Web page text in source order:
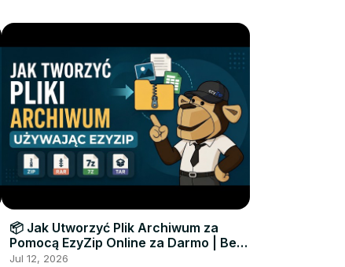
📦 Jak Utworzyć Plik Archiwum za
Pomocą EzyZip Online za Darmo | Bez
Instalacji Oprogramowania
Jul 12, 2026